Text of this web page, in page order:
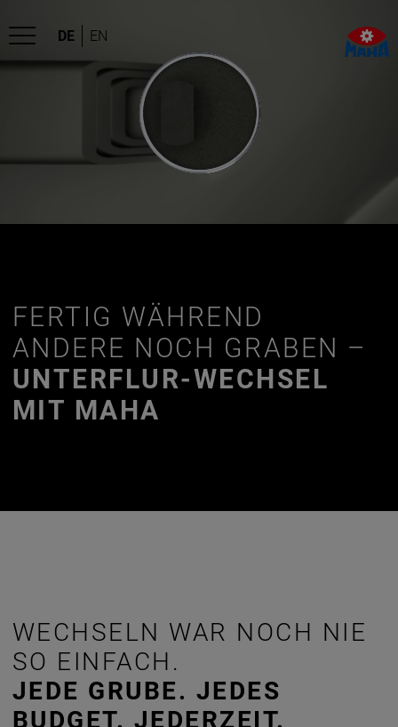
DE EN
Warum tauschen?
So einfach geht’s
Beratung Anfragen
DE EN
FERTIG WÄHREND
ANDERE NOCH GRABEN –
UNTERFLUR-WECHSEL
MIT MAHA
WECHSELN WAR NOCH NIE
SO EINFACH.
JEDE GRUBE. JEDES
BUDGET. JEDERZEIT.